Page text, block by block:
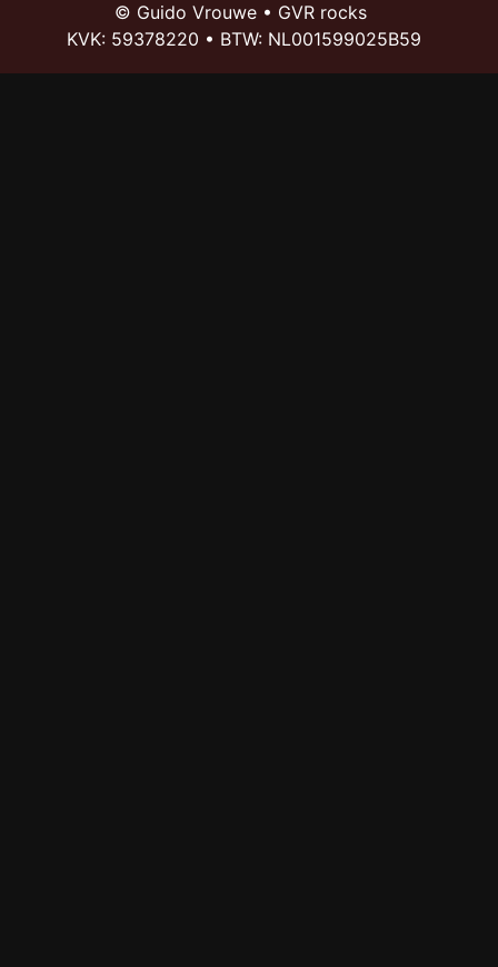
© Guido Vrouwe • GVR rocks
KVK: 59378220 • BTW: NL001599025B59